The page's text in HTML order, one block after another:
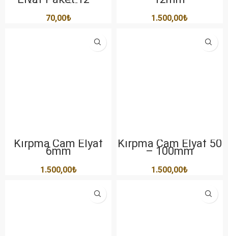
20mm 900gr
70,00₺ 1.500,00₺
Kırpma Cam Elyaf
6mm
1.500,00₺
Kırpma Cam Elyaf 50
– 100mm
1.500,00₺